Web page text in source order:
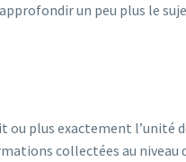
un peu plus le
plus exactement l’unité
collectées au niveau